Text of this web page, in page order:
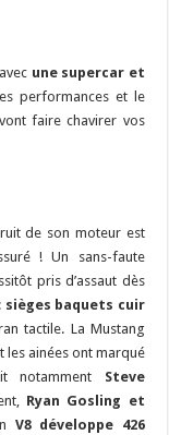
une supercar et
performances et le
faire chavirer vos
de son moteur est
! Un sans-faute
pris d’assaut dès
sièges baquets cuir
tactile. La Mustang
les ainées ont marqué
notamment Steve
Ryan Gosling et
V8 développe 426